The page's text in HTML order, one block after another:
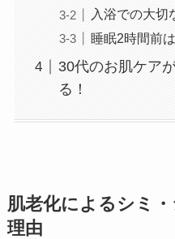
入浴での大
睡眠2時間前
30代のお肌ケア
る！
肌老化によるシミ
理由